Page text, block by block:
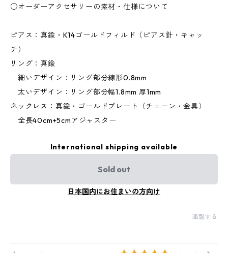
○オーダーアクセサリーの素材・仕様について
ピアス：真鍮・K14ゴールドフィルド（ピアス針・キャッ
チ）
リング：真鍮
細いデザイン：リング部分線形0.8mm
太いデザイン：リング部分幅1.8mm 厚1mm
ネックレス：真鍮・ゴールドプレート（チェーン・金具）
全長40cm+5cmアジャスター
International shipping available
Sold out
日本国内にお住まいの方向け
通報する